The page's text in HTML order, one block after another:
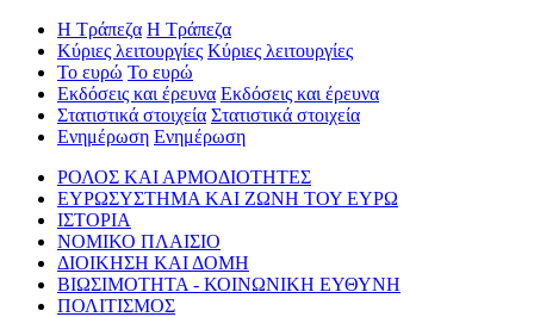
Η Τράπεζα Η Τράπεζα
Κύριες λειτουργίες Κύριες λειτουργίες
Το ευρώ Το ευρώ
Εκδόσεις και έρευνα Εκδόσεις και έρευνα
Στατιστικά στοιχεία Στατιστικά στοιχεία
Ενημέρωση Ενημέρωση
ΡΟΛΟΣ ΚΑΙ ΑΡΜΟΔΙΟΤΗΤΕΣ
ΕΥΡΩΣΥΣΤΗΜΑ ΚΑΙ ΖΩΝΗ ΤΟΥ ΕΥΡΩ
ΙΣΤΟΡΙΑ
ΝΟΜΙΚΟ ΠΛΑΙΣΙΟ
ΔΙΟΙΚΗΣΗ ΚΑΙ ΔΟΜΗ
ΒΙΩΣΙΜΟΤΗΤΑ - ΚΟΙΝΩΝΙΚΗ ΕΥΘΥΝΗ
ΠΟΛΙΤΙΣΜΟΣ